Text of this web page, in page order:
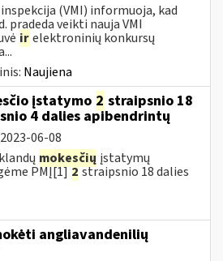
(VMI) informuoja, kad
pradeda veikti nauja VMI
irelektroninių konkursų
Naujiena
įstatymo 2 straipsnio 18
4 dalies apibendrintų
2023-06-08
mokesčių įstatymų
PMĮ[1]2straipsnio 18 dalies
angliavandenilių